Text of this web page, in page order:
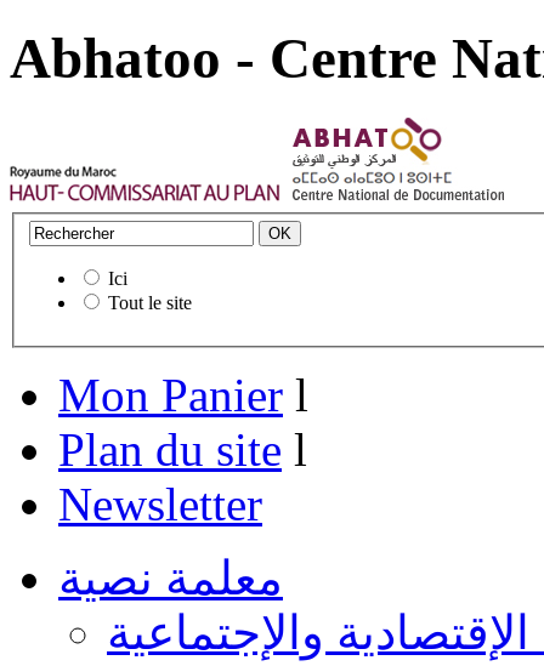
Abhatoo - Centre
Ici
Tout le site
Mon Panier l
Plan du site l
Newsletter
معلمة نصية
الإقتصادية والإجتماعية